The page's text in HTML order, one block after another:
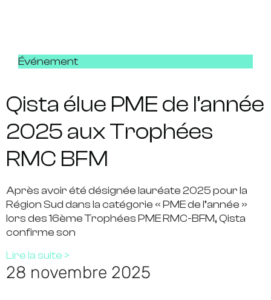
Événement
Qista élue PME de l’année
2025 aux Trophées
RMC BFM
Après avoir été désignée lauréate 2025 pour la
Région Sud dans la catégorie « PME de l’année »
lors des 16ème Trophées PME RMC-BFM, Qista
confirme son
Lire la suite >
28 novembre 2025